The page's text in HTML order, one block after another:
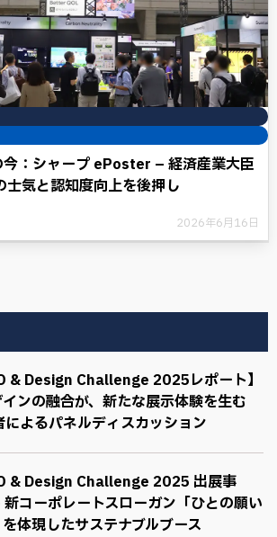
：シャープ ePoster – 経済産業大臣
士気と認知度向上を後押し
2026年6月16日
& Design Challenge 2025レポート】
ンの融合が、新たな展示体験を生む
によるパネルディスカッション
& Design Challenge 2025 出展事
コーポレートスローガン「ひとの願い
体現したサステナブルブース